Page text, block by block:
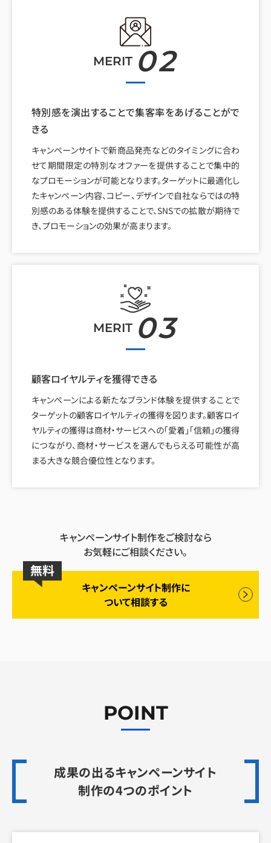
MERIT 02
特別感を演出することで集客率をあげることがで
きる
キャンペーンサイトで新商品発売などのタイミングに合わ
せて期間限定の特別なオファーを提供することで集中的
なプロモーションが可能となります。ターゲットに最適化し
たキャンペーン内容、コピー、デザインで自社ならではの特
別感のある体験を提供することで、SNSでの拡散が期待で
き、プロモーションの効果が高まります。
MERIT 03
顧客ロイヤルティを獲得できる
キャンペーンによる新たなブランド体験を提供することで
ターゲットの顧客ロイヤルティの獲得を図ります。顧客ロイ
ヤルティの獲得は商材・サービスへの「愛着」「信頼」の獲得
につながり、商材・サービスを選んでもらえる可能性が高
まる大きな競合優位性となります。
キャンペーンサイト制作をご検討なら
お気軽にご相談ください。
無料
キャンペーンサイト制作に
ついて相談する
POINT
成果の出るキャンペーンサイト
制作の4つのポイント